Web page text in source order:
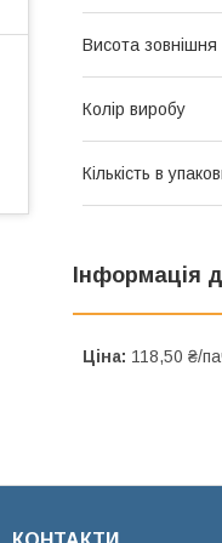
Висота зовнішня
Колір виробу
Кількість в
Інформація
Ціна: 118,50 ₴/